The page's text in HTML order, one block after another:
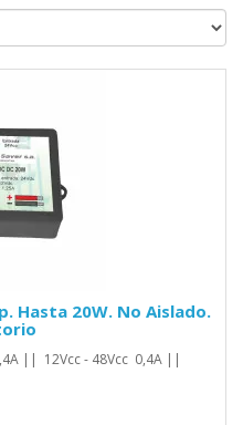
Hasta 20W. No Aislado.
|| 12Vcc - 48Vcc 0,4A ||